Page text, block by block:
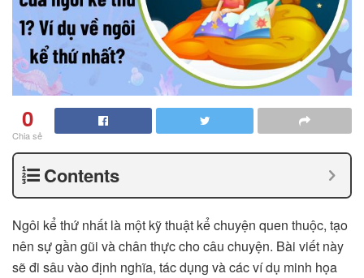
0
Chia sẻ
Contents
Ngôi kể thứ nhất là một kỹ thuật kể chuyện quen thuộc, tạo
nên sự gần gũi và chân thực cho câu chuyện. Bài viết này
sẽ đi sâu vào định nghĩa, tác dụng và các ví dụ minh họa